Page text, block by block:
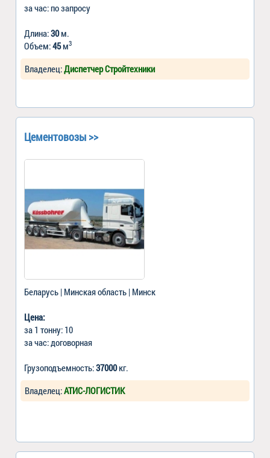
за час: по запросу
Длина:30м.
Объем:45м3
Владелец:Диспетчер Стройтехники
Цементовозы >>
Беларусь | Минская область | Минск
Цена:
за 1 тонну: 10
за час: договорная
Грузоподъемность:37000кг.
Владелец:АТИС-ЛОГИСТИК